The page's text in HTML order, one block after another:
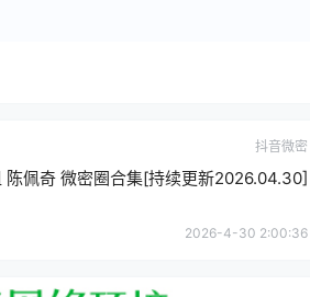
抖音微密
陈佩奇 微密圈合集[持续更新2026.04.30]
2026-4-30 2:00:36